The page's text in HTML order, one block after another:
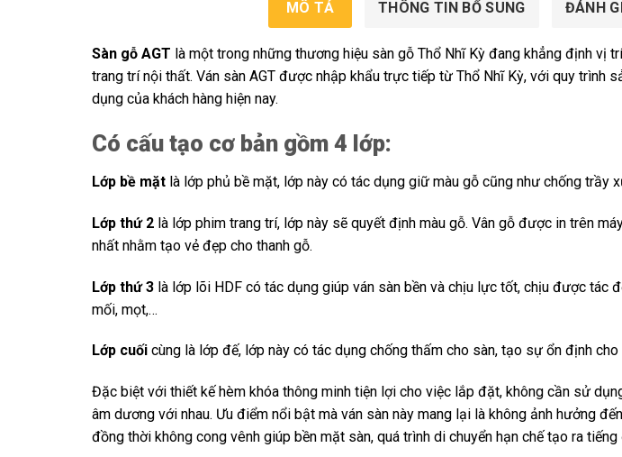
MÔ TẢ THÔNG TIN BỔ SUNG ĐÁNH
Sàn gỗ AGT là một trong những thương hiệu sàn gỗ Thổ Nhĩ Kỳ đang khẳng định vị
trang trí nội thất. Ván sàn AGT được nhập khẩu trực tiếp từ Thổ Nhĩ Kỳ, với quy trình
dụng của khách hàng hiện nay.
Có cấu tạo cơ bản gồm 4 lớp:
Lớp bề mặt là lớp phủ bề mặt, lớp này có tác dụng giữ màu gỗ cũng như chống trầy
Lớp thứ 2 là lớp phim trang trí, lớp này sẽ quyết định màu gỗ. Vân gỗ được in trên
nhất nhằm tạo vẻ đẹp cho thanh gỗ.
Lớp thứ 3 là lớp lõi HDF có tác dụng giúp ván sàn bền và chịu lực tốt, chịu được tác
mối, mọt,…
Lớp cuối cùng là lớp đế, lớp này có tác dụng chống thấm cho sàn, tạo sự ổn định
Đặc biệt với thiết kế hèm khóa thông minh tiện lợi cho việc lắp đặt, không cần sử
âm dương với nhau. Ưu điểm nổi bật mà ván sàn này mang lại là không ảnh hưởng
đồng thời không cong vênh giúp bền mặt sàn, quá trình di chuyển hạn chế tạo ra tiếng